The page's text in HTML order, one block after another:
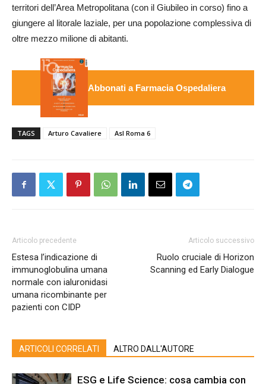
territori dell’Area Metropolitana (con il Giubileo in corso) fino a
giungere al litorale laziale, per una popolazione complessiva di
oltre mezzo milione di abitanti.
Abbonati a Farmacia Ospedaliera
TAGS Arturo Cavaliere Asl Roma 6
Articolo precedente
Estesa l’indicazione di
immunoglobulina umana
normale con ialuronidasi
umana ricombinante per
pazienti con CIDP
Articolo successivo
Ruolo cruciale di Horizon
Scanning ed Early Dialogue
ARTICOLI CORRELATI ALTRO DALL'AUTORE
ESG e Life Science: cosa cambia con